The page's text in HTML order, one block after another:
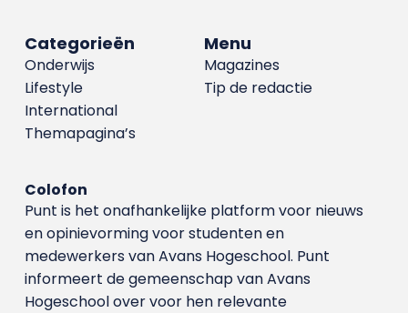
Menu
Magazines
Tip de redactie
Categorieën
Onderwijs
Lifestyle
International
Themapagina’s
Colofon
Punt is het onafhankelijke platform voor nieuws
en opinievorming voor studenten en
medewerkers van Avans Hoge­school. Punt
informeert de gemeenschap van Avans
Hogeschool over voor hen relevante